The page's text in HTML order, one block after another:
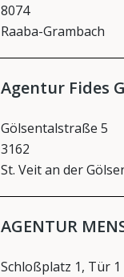
8074
Raaba-Grambach
Agentur Fides
Gölsentalstraße 5
3162
St. Veit an der
AGENTUR
Schloßplatz 1, Tür 1